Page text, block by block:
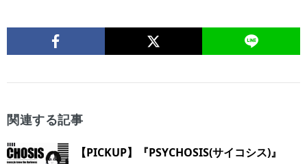
関連する記事
【PICKUP】『PSYCHOSIS(サイコシス)』